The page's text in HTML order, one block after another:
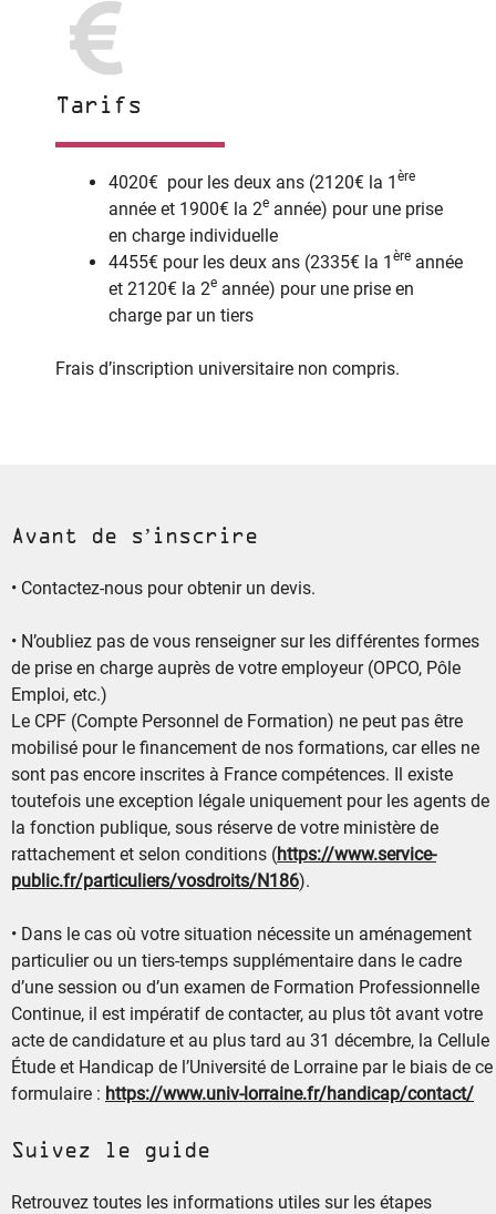
Tarifs
4020€ pour les deux ans (2120€ la 1 ère
année et 1900€ la 2e année) pour une prise
en charge individuelle
4455€ pour les deux ans (2335€ la 1 ère année
et 2120€ la 2e année) pour une prise en
charge par un tiers
Frais d’inscription universitaire non compris.
Avant de s’inscrire
• Contactez-nous pour obtenir un devis.
• N’oubliez pas de vous renseigner sur les différentes formes
de prise en charge auprès de votre employeur (OPCO, Pôle
Emploi, etc.)
Le CPF (Compte Personnel de Formation) ne peut pas être
mobilisé pour le financement de nos formations, car elles ne
sont pas encore inscrites à France compétences. Il existe
toutefois une exception légale uniquement pour les agents de
la fonction publique, sous réserve de votre ministère de
rattachement et selon conditions (https://www.service-
public.fr/particuliers/vosdroits/N186).
• Dans le cas où votre situation nécessite un aménagement
particulier ou un tiers-temps supplémentaire dans le cadre
d’une session ou d’un examen de Formation Professionnelle
Continue, il est impératif de contacter, au plus tôt avant votre
acte de candidature et au plus tard au 31 décembre, la Cellule
Étude et Handicap de l’Université de Lorraine par le biais de ce
formulaire : https://www.univ-lorraine.fr/handicap/contact/
Suivez le guide
Retrouvez toutes les informations utiles sur les étapes